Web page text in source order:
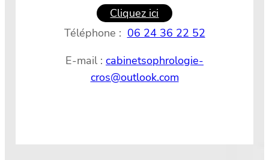
Cliquez ici
Téléphone : 06 24 36 22 52
E-mail : cabinetsophrologie-
cros@outlook.com